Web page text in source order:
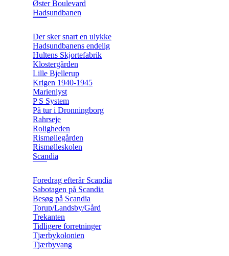
Øster Boulevard
Hadsundbanen
Der sker snart en ulykke
Hadsundbanens endelig
Hultens Skjortefabrik
Klostergården
Lille Bjellerup
Krigen 1940-1945
Marienlyst
P S System
På tur i Dronningborg
Rahrseje
Roligheden
Rismøllegården
Rismølleskolen
Scandia
Foredrag efterår Scandia
Sabotagen på Scandia
Besøg på Scandia
Torup/Landsby/Gård
Trekanten
Tidligere forretninger
Tjærbykolonien
Tjærbyvang